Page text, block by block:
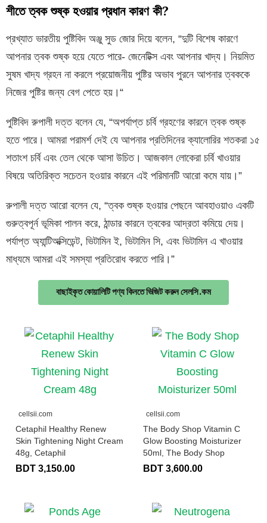
শীতে ত্বক শুষ্ক হওয়ার প্রধান কারণ কী?
প্রখ্যাত ভারতীয় পুষ্টিবিদ অঞ্জু সুড জোর দিয়ে বলেন, “দুটি বিশেষ কারণে
আপনার ত্বক শুষ্ক হয়ে যেতে পারে- জেনেটিক্স এবং আপনার খাদ্য। নিয়মিত
সুষম খাদ্য গ্রহন না করলে প্রয়োজনীয় পুষ্টির অভাব পুরনে আপনার ত্বককে
নিজের পুষ্টির জন্য বেগ পেতে হয়।“
পুষ্টিবিদ রুপালী দত্ত বলেন যে, “অপর্যাপ্ত চর্বি গ্রহণের কারনে ত্বক শুষ্ক
হতে পারে। আমরা পরামর্শ দেই যে আপনার প্রতিদিনের ক্যালোরির শতকরা ১৫
শতাংশ চর্বি এবং তেল থেকে আসা উচিত। আজকাল লোকেরা চর্বি খাওয়ার
বিষয়ে অতিরিক্ত সচেতন হওয়ার কারনে এই পরিমানটি আরো কমে যায়।”
রুপালী দত্ত আরো বলেন যে, “ত্বক শুষ্ক হওয়ার পেছনে আবহাওয়াও একটি
গুরুত্বপূর্ন ভূমিকা পালন করে, ঠান্ডার কারনে ত্বকের আদ্রতা কমিয়ে দেয়।
পর্যাপ্ত অ্যান্টিঅক্সিডেন্ট, ভিটামিন ই, ভিটামিন সি, এবং ভিটামিন এ খাওয়ার
মাধ্যমে আমরা এই সমস্যা প্রতিরোধ করতে পারি।”
বাছাইকৃত কোয়ালিটি পণ্য কিনতে ভিজিট করুন সেলসি.কম
cellsii.com
Cetaphil Healthy Renew
Skin Tightening Night Cream
48g, Cetaphil
BDT 3,150.00
cellsii.com
The Body Shop Vitamin C
Glow Boosting Moisturizer
50ml, The Body Shop
BDT 3,600.00